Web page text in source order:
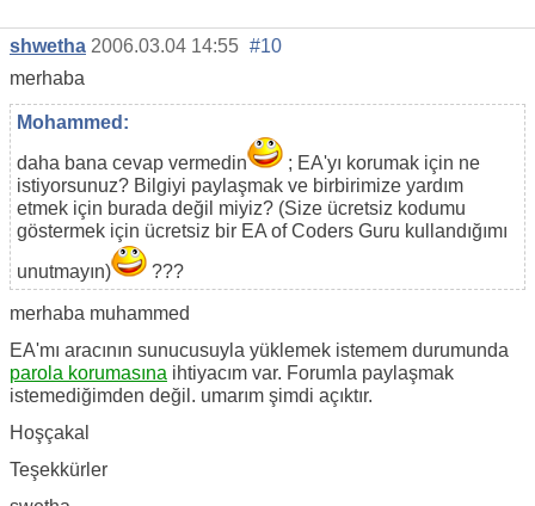
shwetha 2006.03.04 14:55 #10
merhaba
Mohammed:
daha bana cevap vermedin
; EA'yı korumak için ne
istiyorsunuz? Bilgiyi paylaşmak ve birbirimize yardım
etmek için burada değil miyiz? (Size ücretsiz kodumu
göstermek için ücretsiz bir EA of Coders Guru kullandığımı
unutmayın)
???
merhaba muhammed
EA'mı aracının sunucusuyla yüklemek istemem durumunda
parola korumasına ihtiyacım var. Forumla paylaşmak
istemediğimden değil. umarım şimdi açıktır.
Hoşçakal
Teşekkürler